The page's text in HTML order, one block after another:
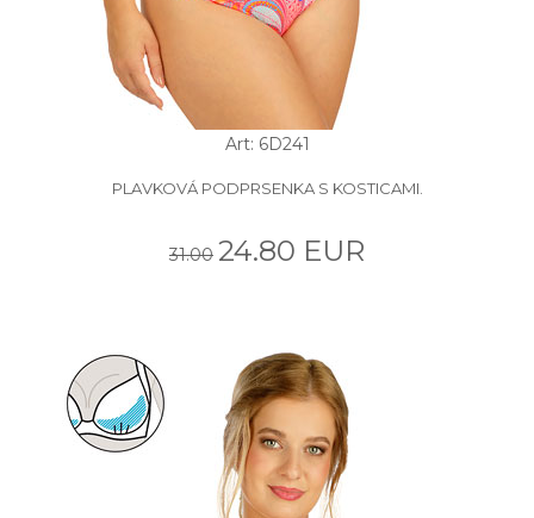
Art: 6D241
PLAVKOVÁ PODPRSENKA S KOSTICAMI.
31.00 24.80 EUR